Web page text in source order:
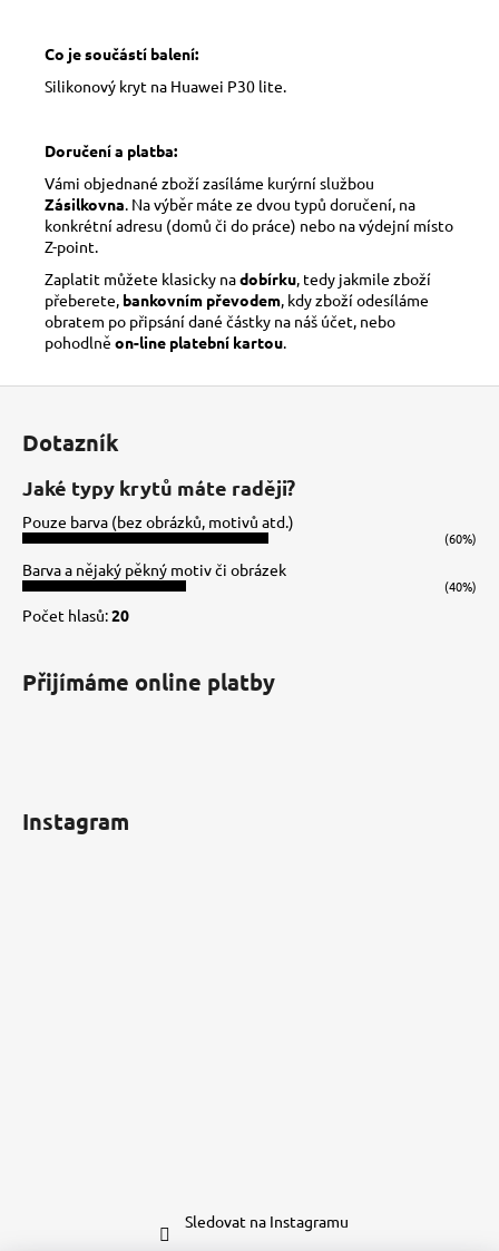
Co je součástí balení:
Silikonový kryt na Huawei P30 lite.
Doručení a platba:
Vámi objednané zboží zasíláme kurýrní službou
Zásilkovna . Na výběr máte ze dvou typů doručení, na
konkrétní adresu (domů či do práce) nebo na výdejní místo
Z-point.
Zaplatit můžete klasicky nadobírku , tedy jakmile zboží
přeberete, bankovním převodem , kdy zboží odesíláme
obratem po připsání dané částky na náš účet, nebo
pohodlně on-line platební kartou
Dotazník
Jaké typy krytů máte raději?
Pouze barva (bez obrázků, motivů atd.)
(60%)
Barva a nějaký pěkný motiv či obrázek
(40%)
Počet hlasů:20
Přijímáme online platby
Instagram
Sledovat na Instagramu